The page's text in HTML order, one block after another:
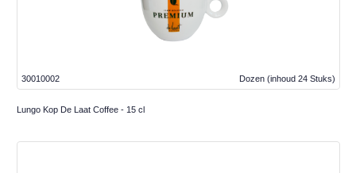
Dozen (inhoud 24 Stuks)
30010002
Lungo Kop De Laat Coffee - 15 cl